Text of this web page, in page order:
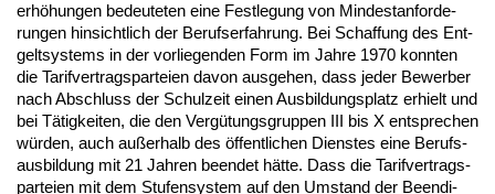
erhöhun­gen be­deu­te­ten ei­ne Fest­le­gung von Min­dest­an­for­de­
run­gen hin­sicht­lich der Be­rufs­er­fah­rung. Bei Schaf­fung des Ent­
gelt­sys­tems in der vor­lie­gen­den Form im Jah­re 1970 konn­ten
die Ta­rif­ver­trags­par­tei­en da­von aus­ge­hen, dass je­der Be­wer­ber
nach Ab­schluss der Schul­zeit ei­nen Aus­bil­dungs­platz er­hielt und
bei Tätig­kei­ten, die den Vergütungs­grup­pen III bis X ent­spre­chen
würden, auch außer­halb des öffent­li­chen Diens­tes ei­ne Be­rufs­
aus­bil­dung mit 21 Jah­ren be­en­det hätte. Dass die Ta­rif­ver­trags­
par­tei­en mit dem Stu­fen­sys­tem auf den Um­stand der Be­en­di­